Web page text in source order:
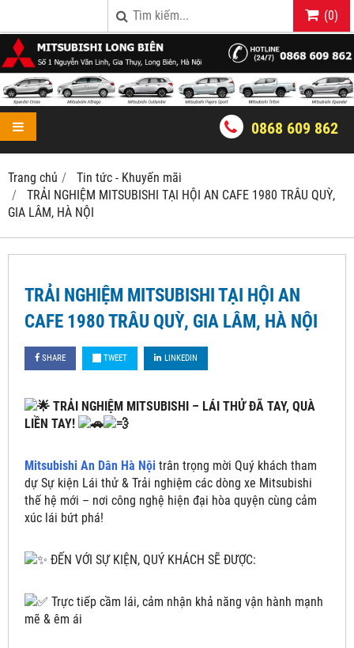
(0)
0868 609 862
Trang chủ
Tin tức - Khuyến mãi
TRẢI NGHIỆM MITSUBISHI TẠI HỘI AN CAFE 1980 TRÂU QUỲ,
GIA LÂM, HÀ NỘI
TRẢI NGHIỆM MITSUBISHI TẠI HỘI AN
CAFE 1980 TRÂU QUỲ, GIA LÂM, HÀ NỘI
SHARE TWEET LINKEDIN
TRẢI NGHIỆM MITSUBISHI – LÁI THỬ ĐÃ TAY, QUÀ
LIỀN TAY!
Mitsubishi An Dân Hà Nội trân trọng mời Quý khách tham
dự Sự kiện Lái thử & Trải nghiệm các dòng xe Mitsubishi
thế hệ mới – nơi công nghệ hiện đại hòa quyện cùng cảm
xúc lái bứt phá!
ĐẾN VỚI SỰ KIỆN, QUÝ KHÁCH SẼ ĐƯỢC:
Trực tiếp cầm lái, cảm nhận khả năng vận hành mạnh
mẽ & êm ái